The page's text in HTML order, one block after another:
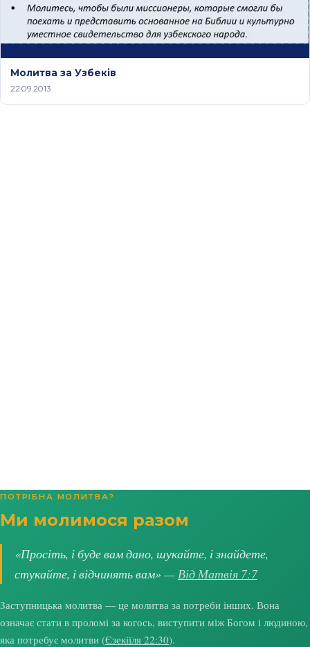
Молитва за Узбеків
22.09.2013
ПОТРІБНА МОЛИТВА?
Ми молимося разом
«Просіть, і буде вам дано, шукайте, і знайдете,
стукайте, і відчинять вам» — Від Матвія 7:7
Заступницька молитва — це молитва за потреби інших. Вона
означає стати в проломі за когось, виступити між Богом і людиною,
яка потребує молитви (Єзекіїля 22:30).